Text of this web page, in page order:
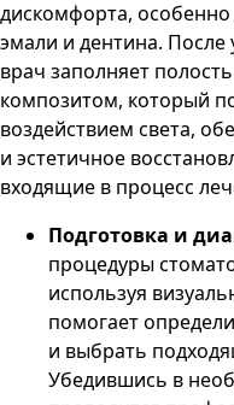
дискомфорта,
эмали и дентина.
врач заполняет
композитом, который
воздействием света,
и эстетичное
входящие в процесс
Подготовка и
процедуры
используя
помогает
и выбрать
Убедившись в